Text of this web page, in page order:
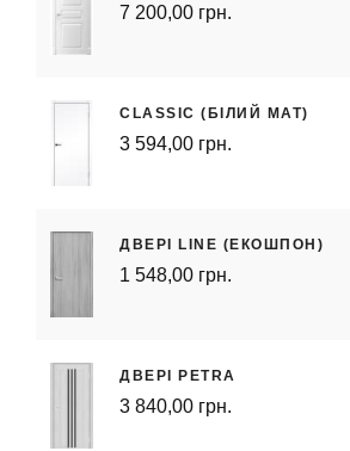
7 200,00 грн.
CLASSIC (БІЛИЙ МАТ)
3 594,00 грн.
ДВЕРІ LINE (ЕКОШПОН)
1 548,00 грн.
ДВЕРІ PETRA
3 840,00 грн.